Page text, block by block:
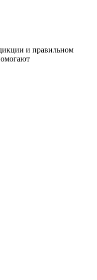
и правильном